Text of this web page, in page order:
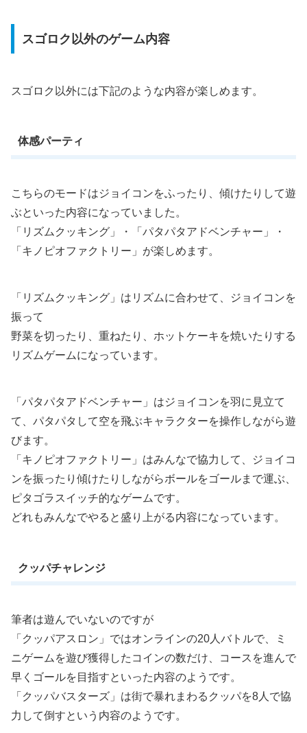
スゴロク以外のゲーム内容
スゴロク以外には下記のような内容が楽しめます。
体感パーティ
こちらのモードはジョイコンをふったり、傾けたりして遊
ぶといった内容になっていました。
「リズムクッキング」・「パタパタアドベンチャー」・
「キノピオファクトリー」が楽しめます。
「リズムクッキング」はリズムに合わせて、ジョイコンを
振って
野菜を切ったり、重ねたり、ホットケーキを焼いたりする
リズムゲームになっています。
「パタパタアドベンチャー」はジョイコンを羽に見立て
て、パタパタして空を飛ぶキャラクターを操作しながら遊
びます。
「キノピオファクトリー」はみんなで協力して、ジョイコ
ンを振ったり傾けたりしながらボールをゴールまで運ぶ、
ピタゴラスイッチ的なゲームです。
どれもみんなでやると盛り上がる内容になっています。
クッパチャレンジ
筆者は遊んでいないのですが
「クッパアスロン」ではオンラインの20人バトルで、ミ
ニゲームを遊び獲得したコインの数だけ、コースを進んで
早くゴールを目指すといった内容のようです。
「クッパバスターズ」は街で暴れまわるクッパを8人で協
力して倒すという内容のようです。